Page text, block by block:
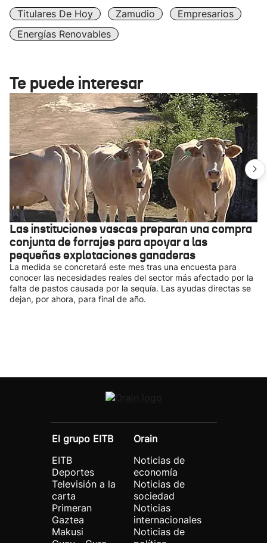
Titulares De Hoy
Zamudio
Empresarios
Energías Renovables
Te puede interesar
Las instituciones vascas preparan una compra
conjunta de forrajes para apoyar a las
pequeñas explotaciones ganaderas
La medida se concretará este mes tras una encuesta para
conocer las necesidades reales del sector más afectado por la
falta de pastos causada por la sequía. Las ayudas directas se
dejan, por ahora, para final de año.
El grupo EITB
EITB
Deportes
Televisión a la
carta
Primeran
Gaztea
Makusi
Orain
Noticias de
economía
Noticias de
sociedad
Noticias
internacionales
Noticias de